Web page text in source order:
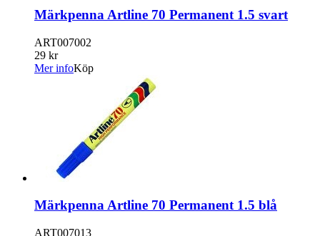
Märkpenna Artline 70 Permanent 1.5 svart
ART007002
29 kr
Mer infoKöp
Märkpenna Artline 70 Permanent 1.5 blå
ART007013